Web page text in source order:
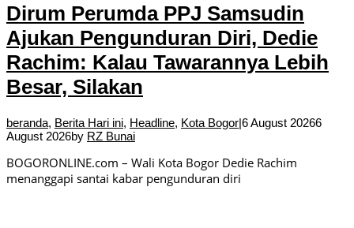
Dirum Perumda PPJ Samsudin
Ajukan Pengunduran Diri, Dedie
Rachim: Kalau Tawarannya Lebih
Besar, Silakan
beranda, Berita Hari ini, Headline, Kota Bogor|6 August 20266
August 2026by RZ Bunai
BOGORONLINE.com – Wali Kota Bogor Dedie Rachim
menanggapi santai kabar pengunduran diri